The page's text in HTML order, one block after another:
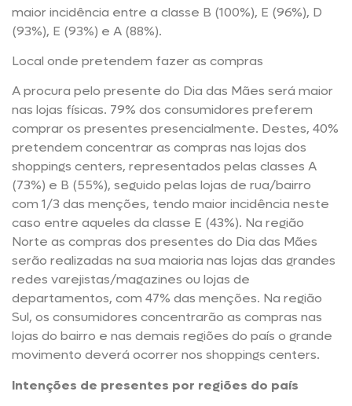
maior incidência entre a classe B (100%), E (96%), D
(93%), E (93%) e A (88%).
Local onde pretendem fazer as compras
A procura pelo presente do Dia das Mães será maior
nas lojas físicas. 79% dos consumidores preferem
comprar os presentes presencialmente. Destes, 40%
pretendem concentrar as compras nas lojas dos
shoppings centers, representados pelas classes A
(73%) e B (55%), seguido pelas lojas de rua/bairro
com 1/3 das menções, tendo maior incidência neste
caso entre aqueles da classe E (43%). Na região
Norte as compras dos presentes do Dia das Mães
serão realizadas na sua maioria nas lojas das grandes
redes varejistas/magazines ou lojas de
departamentos, com 47% das menções. Na região
Sul, os consumidores concentrarão as compras nas
lojas do bairro e nas demais regiões do país o grande
movimento deverá ocorrer nos shoppings centers.
Intenções de presentes por regiões do país